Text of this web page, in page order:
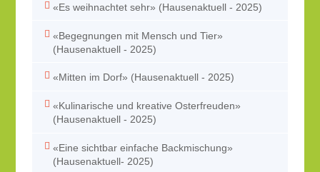
«Es weihnachtet sehr» (Hausenaktuell - 2025)
«Begegnungen mit Mensch und Tier»
(Hausenaktuell - 2025)
«Mitten im Dorf» (Hausenaktuell - 2025)
«Kulinarische und kreative Osterfreuden»
(Hausenaktuell - 2025)
«Eine sichtbar einfache Backmischung»
(Hausenaktuell- 2025)